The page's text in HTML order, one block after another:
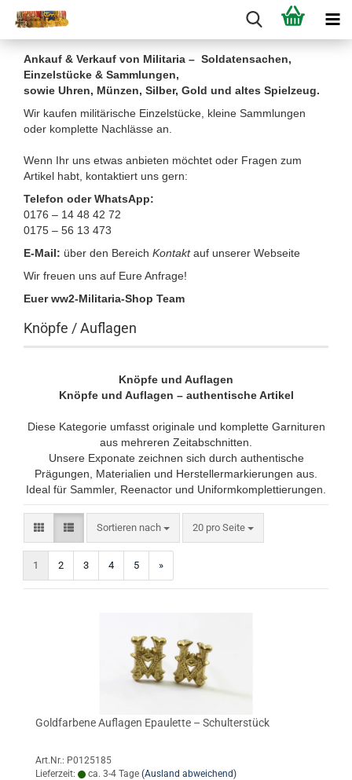
Ankauf & Verkauf von Militaria – Soldatensachen,
Einzelstücke & Sammlungen,
sowie Uhren, Münzen, Silber, Gold und altes Spielzeug.
Wir kaufen militärische Einzelstücke, kleine Sammlungen
oder komplette Nachlässe an.
Wenn Ihr uns etwas anbieten möchtet oder Fragen zum
Artikel habt, kontaktiert uns gern:
Telefon oder WhatsApp:
0176 – 14 48 42 72
0175 – 56 13 473
E-Mail: über den Bereich Kontakt auf unserer Webseite
Wir freuen uns auf Eure Anfrage!
Euer ww2-Militaria-Shop Team
Knöpfe / Auflagen
Knöpfe und Auflagen
Knöpfe und Auflagen – authentische Artikel
Diese Kategorie umfasst originale und komplette Garnituren
aus mehreren Zeitabschnitten.
Unsere Exponate zeichnen sich durch authentische
Prägungen, Materialien und Herstellermarkierungen aus.
Ideal für Sammler, Reenactor und Uniformkomplettierungen.
Sortieren nach
Sortieren nach 20 pro Seite
pro Seite
1 2 3 4 5 »
Goldfarbene Auflagen Epaulette – Schulterstück
Art.Nr.: P0125185
Lieferzeit:
ca. 3-4 Tage (Ausland abweichend)